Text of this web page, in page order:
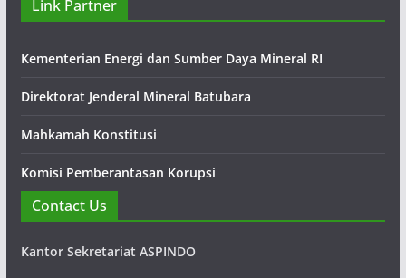
Link Partner
Kementerian Energi dan Sumber Daya Mineral RI
Direktorat Jenderal Mineral Batubara
Mahkamah Konstitusi
Komisi Pemberantasan Korupsi
Contact Us
Kantor Sekretariat ASPINDO